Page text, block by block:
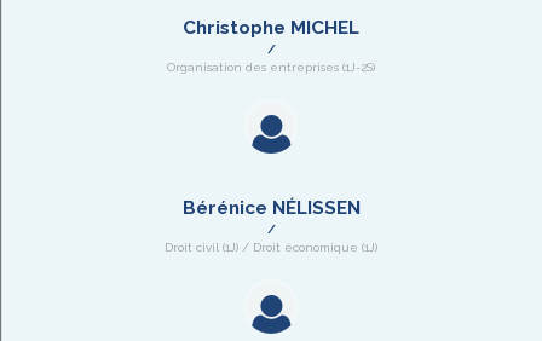
Christophe MICHEL
Organisation des entreprises (1J-2S)
Bérénice NÉLISSEN
Droit civil (1J) / Droit économique (1J)